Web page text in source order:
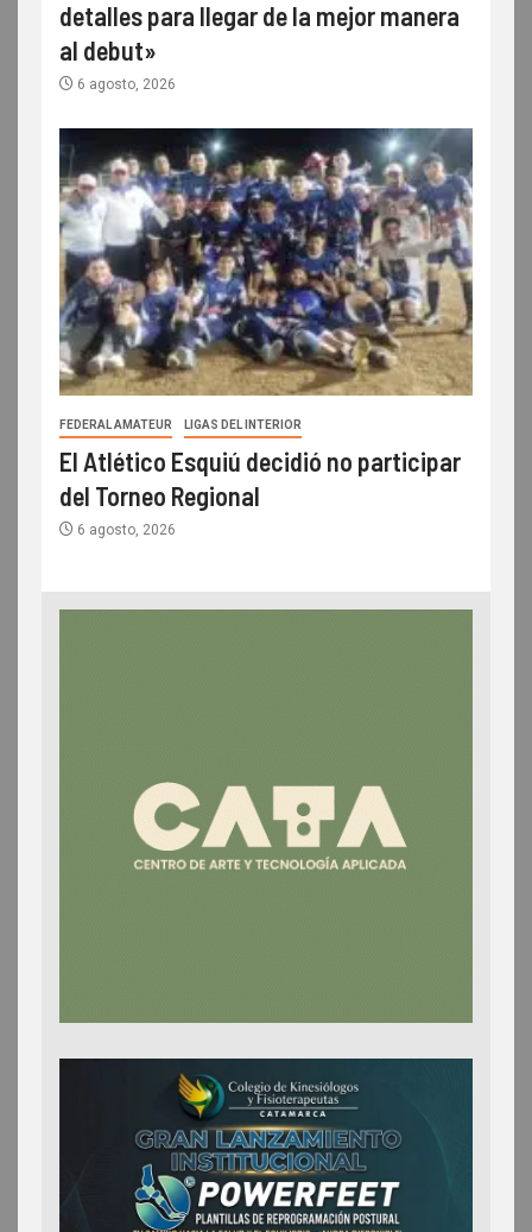
detalles para llegar de la mejor manera
al debut»
6 agosto, 2026
FEDERAL AMATEUR LIGAS DEL INTERIOR
El Atlético Esquiú decidió no participar
del Torneo Regional
6 agosto, 2026